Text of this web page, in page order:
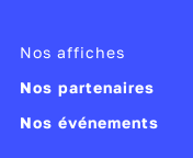
Nos affiches
Nos partenaires
Nos événements